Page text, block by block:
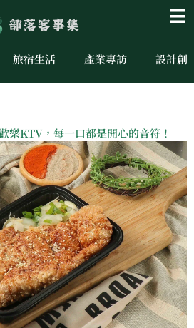
旅宿生活 產業專訪 設計創
樂KTV，每一口都是開心的音符！